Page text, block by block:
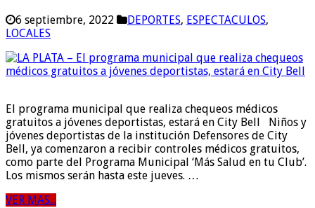
6 septiembre, 2022 DEPORTES, ESPECTACULOS,
LOCALES
El programa municipal que realiza chequeos médicos
gratuitos a jóvenes deportistas, estará en City Bell Niños y
jóvenes deportistas de la institución Defensores de City
Bell, ya comenzaron a recibir controles médicos gratuitos,
como parte del Programa Municipal ‘Más Salud en tu Club’.
Los mismos serán hasta este jueves. …
VER MAS...